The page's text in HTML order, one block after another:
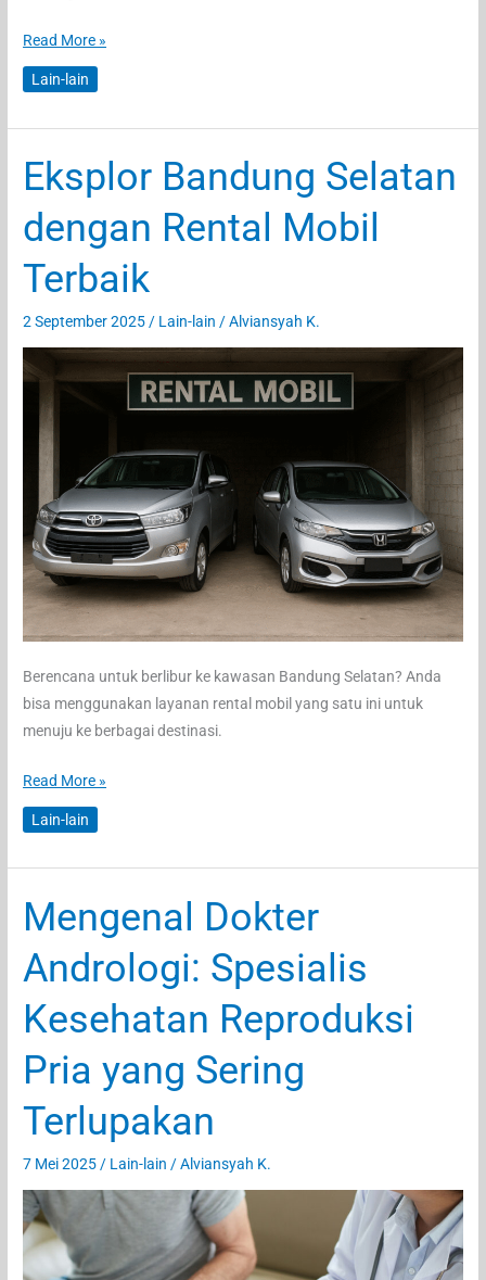
Masih
Menggunakan
Undangan
Sekarang
Undangan
Read More »
Lain-lain
Eksplor Bandung Selatan
dengan Rental Mobil
Terbaik
2 September 2025/ Lain-lain /Alviansyah K.
Berencana untuk berlibur ke kawasan Bandung Selatan? Anda
bisa menggunakan layanan rental mobil yang satu ini untuk
menuju ke berbagai destinasi.
Eksplor
Bandung
Selatan
Mobil
Read More »
Lain-lain
Mengenal Dokter
Andrologi: Spesialis
Kesehatan Reproduksi
Pria yang Sering
Terlupakan
7 Mei 2025 / Lain-lain /Alviansyah K.